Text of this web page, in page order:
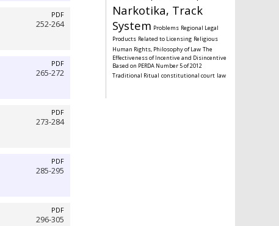
Narkotika, Track
System Problems Regional Legal
Products Related to Licensing Religious
Human Rights, Philosophy of Law The
Effectiveness of Incentive and Disincentive
Based on PERDA Number 5 of 2012
Traditional Ritual constitutional court law
PDF
252-264
PDF
265-272
PDF
273-284
PDF
285-295
PDF
296-305